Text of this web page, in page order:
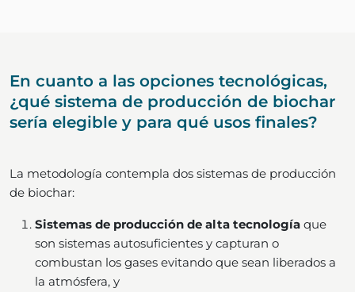
En cuanto a las opciones tecnológicas,
¿qué sistema de producción de biochar
sería elegible y para qué usos finales?
La metodología contempla dos sistemas de producción
de biochar:
Sistemas de producción de alta tecnología que
son sistemas autosuficientes y capturan o
combustan los gases evitando que sean liberados a
la atmósfera, y